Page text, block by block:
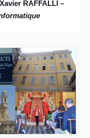
RAFFALLI –